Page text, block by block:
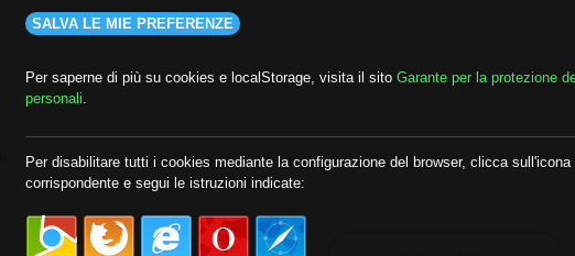
##Gilda ##audoizioni ##autonomia
SALVA LE MIE PREFERENZE
Per saperne di più su cookies e localStorage, visita il sito Garante per la protezione
personali
Per disabilitare tutti i cookies mediante la configurazione del browser, clicca sull'icona
corrispondente e segui le istruzioni indicate: